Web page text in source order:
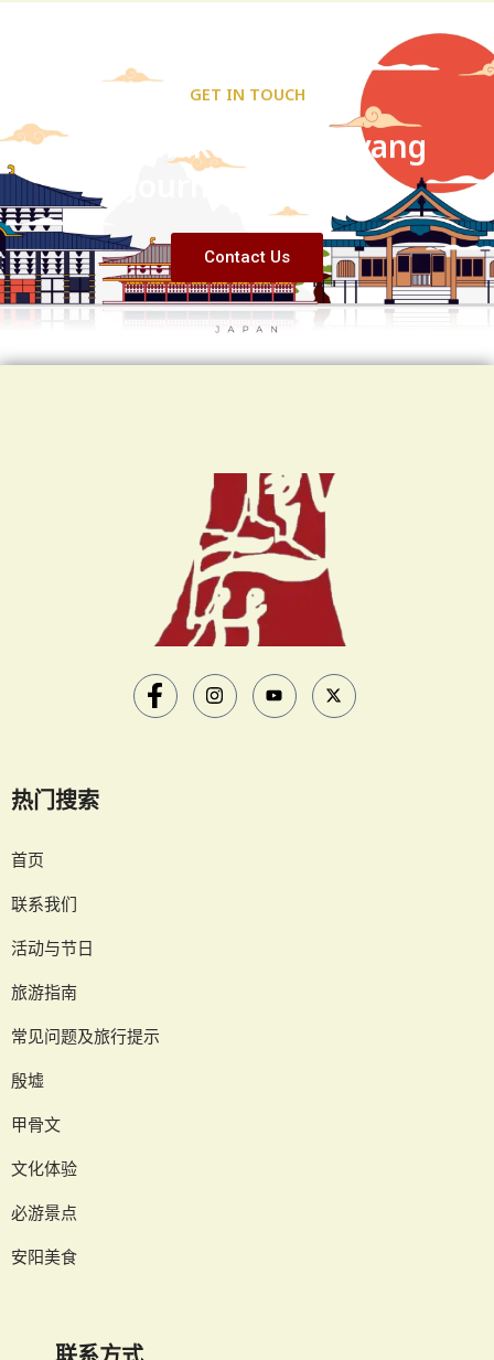
GET IN TOUCH
Let’s Make Your Anyang
Journey Smooth
Contact Us
热门搜索
首页
联系我们
活动与节日
旅游指南
常见问题及旅行提示
殷墟
甲骨文
文化体验
必游景点
安阳美食